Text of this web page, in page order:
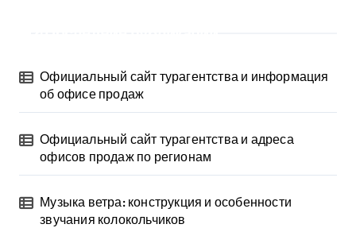
Официальный сайт турагентства и информация
об офисе продаж
Официальный сайт турагентства и адреса
офисов продаж по регионам
Музыка ветра: конструкция и особенности
звучания колокольчиков